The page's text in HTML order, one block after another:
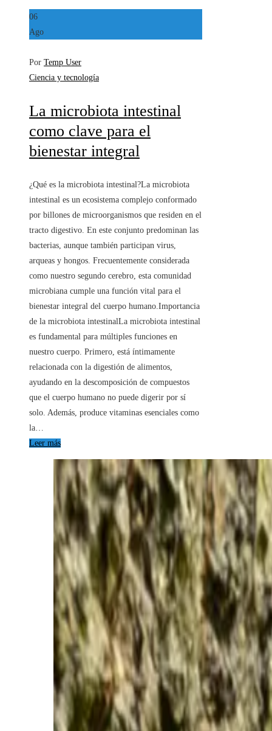
06
Ago
Por Temp User
Ciencia y tecnología
La microbiota intestinal
como clave para el
bienestar integral
¿Qué es la microbiota intestinal?La microbiota
intestinal es un ecosistema complejo conformado
por billones de microorganismos que residen en el
tracto digestivo. En este conjunto predominan las
bacterias, aunque también participan virus,
arqueas y hongos. Frecuentemente considerada
como nuestro segundo cerebro, esta comunidad
microbiana cumple una función vital para el
bienestar integral del cuerpo humano.Importancia
de la microbiota intestinalLa microbiota intestinal
es fundamental para múltiples funciones en
nuestro cuerpo. Primero, está íntimamente
relacionada con la digestión de alimentos,
ayudando en la descomposición de compuestos
que el cuerpo humano no puede digerir por sí
solo. Además, produce vitaminas esenciales como
la…
Leer más